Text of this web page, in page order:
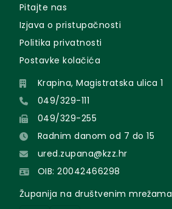
Pitajte nas
Izjava o pristupačnosti
Politika privatnosti
Postavke kolačića
Krapina, Magistratska ulica 1
049/329-111
049/329-255
Radnim danom od 7 do 15
ured.zupana@kzz.hr
OIB: 20042466298
Županija na društvenim mrežama